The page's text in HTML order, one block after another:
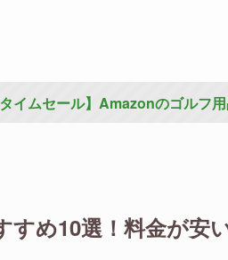
タイムセール】Amazonのゴルフ
すめ10選！料金が安